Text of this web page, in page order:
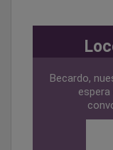
Becardo,